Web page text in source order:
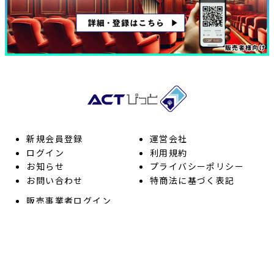
新規会員登録
ログイン
お知らせ
お問い合わせ
運営会社
利用規約
プライバシーポリシー
特商法に基づく表記
販売事業者ログイン